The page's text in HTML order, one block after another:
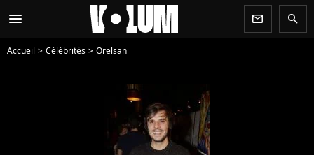
menu newsletter search
Accueil Célébrités Orelsan